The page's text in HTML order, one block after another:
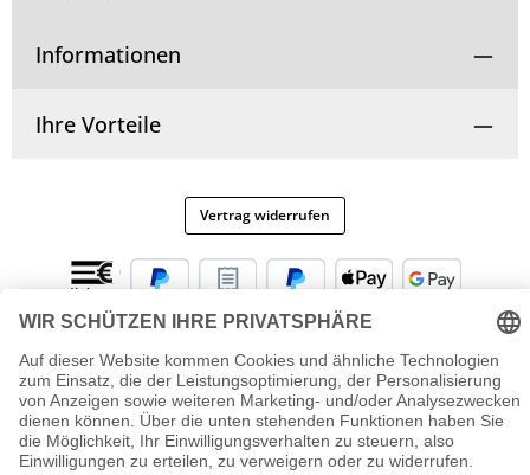
Informationen
Ihre Vorteile
Vertrag widerrufen